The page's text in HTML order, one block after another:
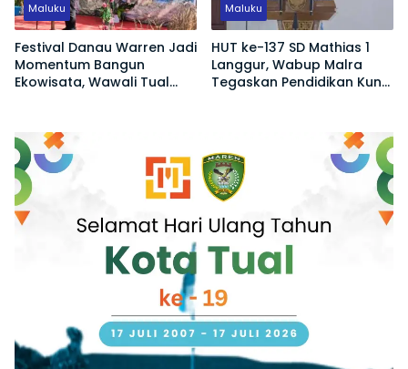
Maluku
Festival Danau Warren Jadi
Momentum Bangun
Ekowisata, Wawali Tual
Maluku
HUT ke-137 SD Mathias 1
Langgur, Wabup Malra
Tegaskan Pendidikan Kunci